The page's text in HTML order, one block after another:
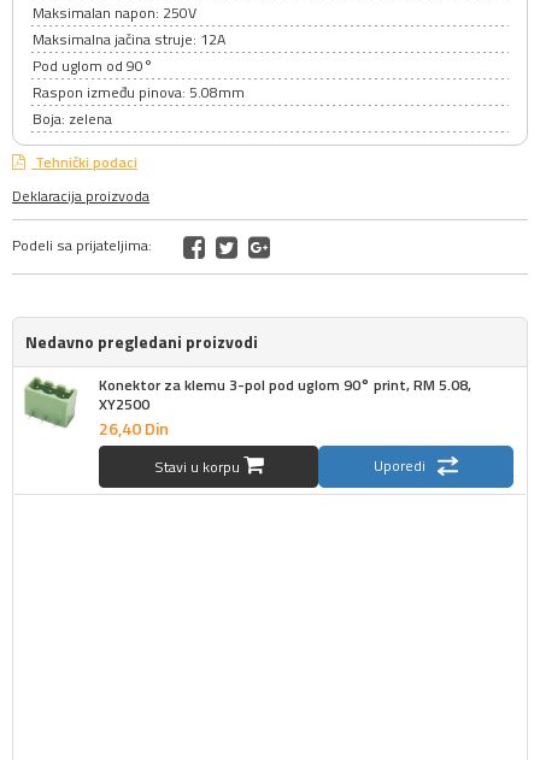
Maksimalan napon: 250V
Maksimalna jačina struje: 12A
Pod uglom od 90°
Raspon između pinova: 5.08mm
Boja: zelena
Tehnički podaci
Deklaracija proizvoda
Podeli sa prijateljima:
Nedavno pregledani proizvodi
Konektor za klemu 3-pol pod uglom 90° print, RM 5.08,
XY2500
26,40Din
Stavi u korpu Uporedi